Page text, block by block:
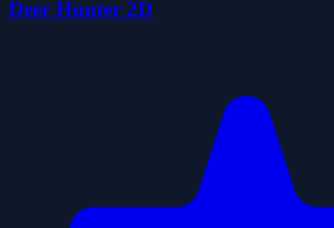
Deer Hunter 2D